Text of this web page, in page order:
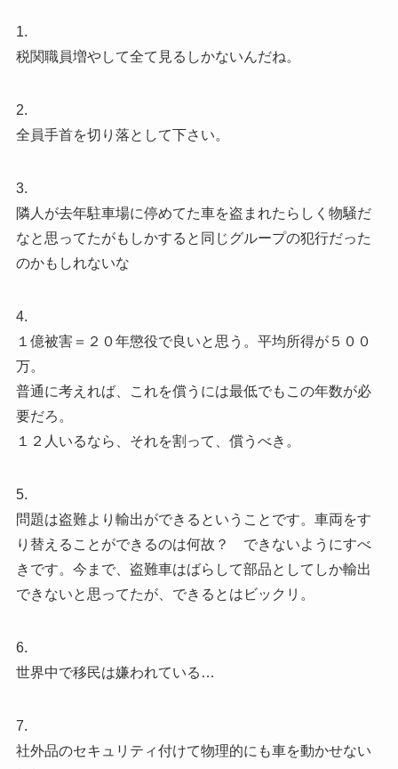
1.
税関職員増やして全て見るしかないんだね。
2.
全員手首を切り落として下さい。
3.
隣人が去年駐車場に停めてた車を盗まれたらしく物騒だ
なと思ってたがもしかすると同じグループの犯行だった
のかもしれないな
4.
１億被害＝２０年懲役で良いと思う。平均所得が５００
万。
普通に考えれば、これを償うには最低でもこの年数が必
要だろ。
１２人いるなら、それを割って、償うべき。
5.
問題は盗難より輸出ができるということです。車両をす
り替えることができるのは何故？ できないようにすべ
きです。今まで、盗難車はばらして部品としてしか輸出
できないと思ってたが、できるとはビックリ。
6.
世界中で移民は嫌われている…
7.
社外品のセキュリティ付けて物理的にも車を動かせない